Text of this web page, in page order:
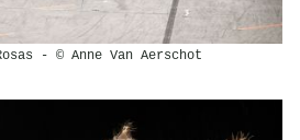
- © Anne Van Aerschot